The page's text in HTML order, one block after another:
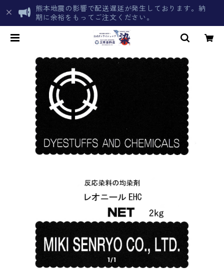
熊本地震の影響で配送遅延が発生しております。納
期に余裕をもってご注文ください。
1/1